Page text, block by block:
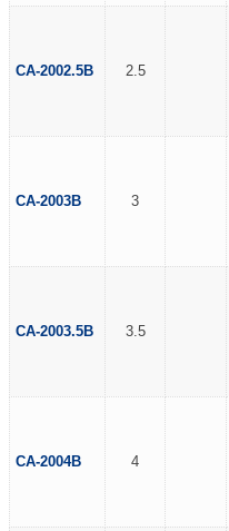
CA-2002.5B 2.5
CA-2003B 3
CA-2003.5B 3.5
CA-2004B 4